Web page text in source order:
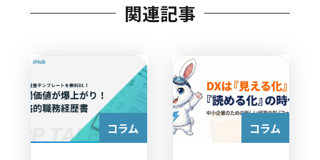
関連記事
コラム コラム